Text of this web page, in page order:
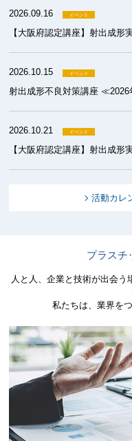
2026.09.16
2026.10.15
射出成形不良対策講座
2026.10.21
活動カレ
プラスチ
人と人、企業と技術が出会
私たちは、業界を